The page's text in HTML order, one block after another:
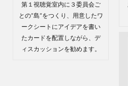
第１視聴覚室内に３委員会ご
との”島”をつくり、用意したワ
ークシートにアイデアを書い
たカードを配置しながら、デ
ィスカッションを勧めます。